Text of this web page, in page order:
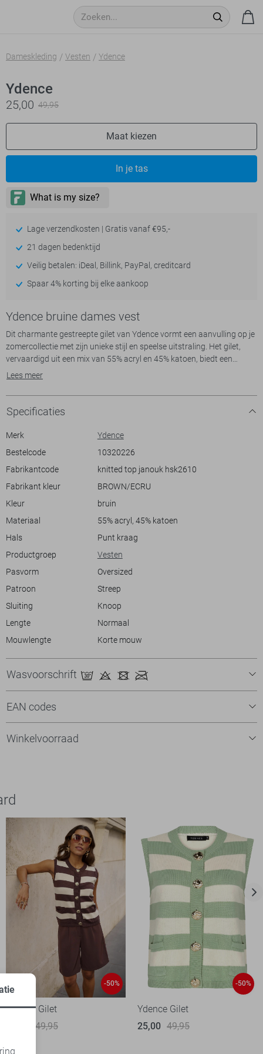
Dameskleding Vesten Ydence
Ydence
25,00 49,95
Maat kiezen
In je tas
Lage verzendkosten | Gratis vanaf €95,-
21 dagen bedenktijd
Veilig betalen: iDeal, Billink, PayPal, creditcard
Spaar 4% korting bij elke aankoop
Ydence bruine dames vest
Dit charmante gestreepte gilet van Ydence vormt een aanvulling op je
zomercollectie met zijn unieke stijl en speelse uitstraling. Het gilet,
vervaardigd uit een mix van 55% acryl en 45% katoen, biedt een
heerlijk comfortabel gevoel. De regular fit zorgt voor een relaxte
maken voor de warmere maanden. De diepbruine en crèmekleurige
strepen creëren een opvallend patroon dat makkelijk te combineren is
met verschillende outfits. De puntkraag en knoopsluiting voegen een
vleugje elegantie toe aan dit knitwear stuk.
uitstapjes als op zomerse gelegenheden te dragen. Het materiaal en
de pasvorm maken het ideaal voor een dag op het terras of een
wandeling door de stad. Combineer het met een korte broek voor een
je nu naar een informeel feestje gaat of gewoon een dag doorbrengt
met vrienden, dit gilet biedt de juiste mix van stijl en comfort.
Lees meer
Specificaties
Merk
Ydence
Bestelcode
10320226
Fabrikantcode
knitted top janouk hsk2610
Fabrikant kleur
BROWN/ECRU
Kleur
bruin
Materiaal
55% acryl, 45% katoen
Hals
Punt kraag
Productgroep
Vesten
Pasvorm
Oversized
Patroon
Streep
Sluiting
Knoop
Lengte
Normaal
Mouwlengte
Korte mouw
Wasvoorschrift
EAN codes
Winkelvoorraad
-50%
Ydence Gilet
49,95
-50%
Ydence Gilet
25,00 49,95